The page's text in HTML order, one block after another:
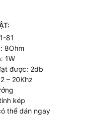
81
8Ohm
1W
được: 2db
– 20Khz
kép
thể dán ngay